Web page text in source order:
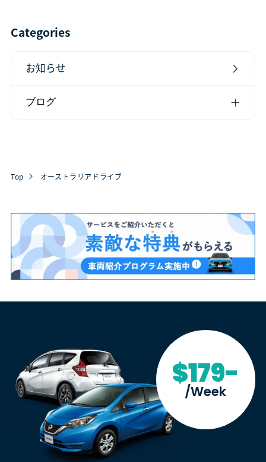
Categories
お知らせ
ブログ
Top オーストラリアドライブ
$179-
/Week